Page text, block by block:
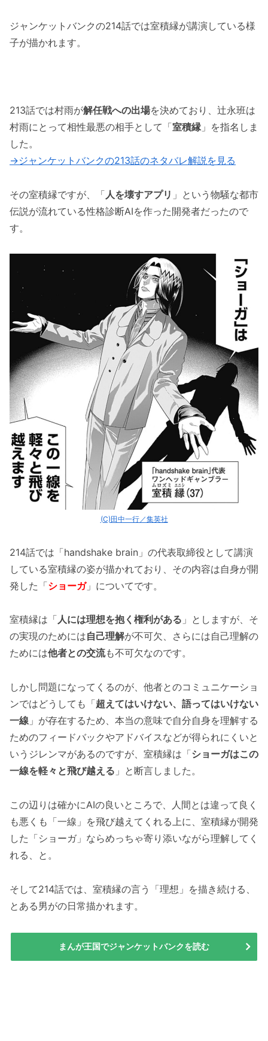
ジャンケットバンクの214話のネタバレ最新
話！三浦が作家になれる確率は・・・？
「ジャンケットバンクの214話のネタバレ最新
話！室積縁の「ショーガ」がヤバイ！？」まと
ジャンケットバンクの214話では室積縁が講演している様
子が描かれます。
213話では村雨が解任戦への出場を決めており、辻永班は
村雨にとって相性最悪の相手として「室積縁」を指名しま
した。
→ジャンケットバンクの213話のネタバレ解説を見る
その室積縁ですが、「人を壊すアプリ 」という物騒な都市
伝説が流れている性格診断AIを作った開発者だったので
す。
(C)田中一行／集英社
214話では「handshake brain」の代表取締役として講演
している室積縁の姿が描かれており、その内容は自身が開
発した「ショーガ」についてです。
室積縁は「人には理想を抱く権利がある 」としますが、そ
の実現のためには自己理解が不可欠、さらには自己理解の
ためには他者との交流も不可欠なのです。
しかし問題になってくるのが、他者とのコミュニケーショ
ンではどうしても「超えてはいけない、語ってはいけない
一線 」が存在するため、本当の意味で自分自身を理解する
ためのフィードバックやアドバイスなどが得られにくいと
いうジレンマがあるのですが、室積縁は「ショーガはこの
一線を軽々と飛び越える 」と断言しました。
この辺りは確かにAIの良いところで、人間とは違って良く
も悪くも「一線」を飛び越えてくれる上に、室積縁が開発
した「ショーガ」ならめっちゃ寄り添いながら理解してく
れる、と。
そして214話では、室積縁の言う「理想」を描き続ける、
とある男がの日常描かれます。
まんが王国でジャンケットバンクを読む